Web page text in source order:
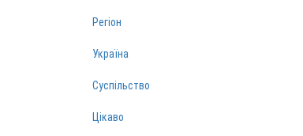
Регіон
Україна
Суспільство
Цікаво